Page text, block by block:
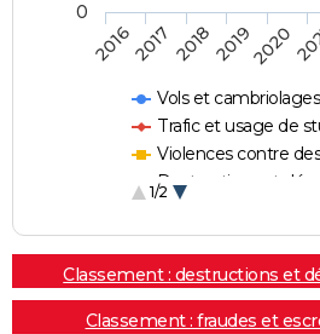
Vols et cambriolages
Trafic et usage de
Violences contre
Destructions et
1/2
20162017 201820192020
0
Classement : destructions et
Classement : fraudes et